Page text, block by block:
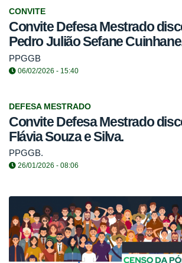
CONVITE
Convite Defesa Mestrado
Pedro Julião Sefane
PPGGB
06/02/2026 - 15:40
DEFESA MESTRADO
Convite Defesa Mestrado
Flávia Souza e Silva.
PPGGB.
26/01/2026 - 08:06